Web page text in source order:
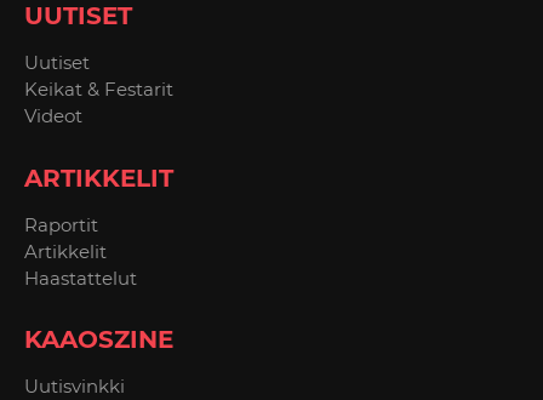
UUTISET
Uutiset
Keikat & Festarit
Videot
ARTIKKELIT
Raportit
Artikkelit
Haastattelut
KAAOSZINE
Uutisvinkki